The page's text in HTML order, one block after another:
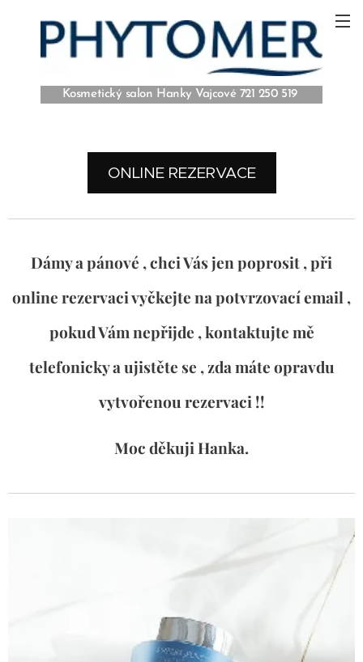
Kosmetický salon Hanky Vajcové 721 250 519
ONLINE REZERVACE
Dámy a pánové , chci Vás jen poprosit , při
online rezervaci vyčkejte na potvrzovací email ,
pokud Vám nepřijde , kontaktujte mě
telefonicky a ujistěte se , zda máte opravdu
vytvořenou rezervaci !!
Moc děkuji Hanka.